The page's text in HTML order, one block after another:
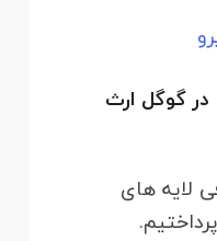
گوگل ارث
لایه های